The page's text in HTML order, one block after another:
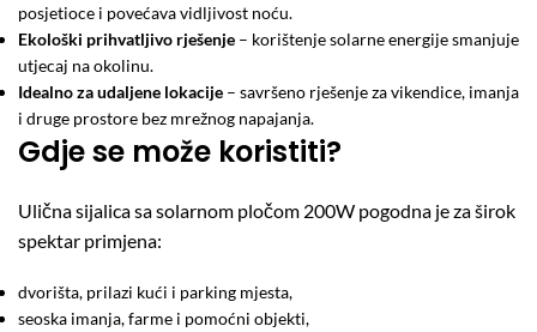
posjetioce i povećava vidljivost noću.
Ekološki prihvatljivo rješenje – korištenje solarne energije smanjuje
utjecaj na okolinu.
Idealno za udaljene lokacije – savršeno rješenje za vikendice, imanja
i druge prostore bez mrežnog napajanja.
Gdje se može koristiti?
Ulična sijalica sa solarnom pločom 200W pogodna je za širok
spektar primjena:
dvorišta, prilazi kući i parking mjesta,
seoska imanja, farme i pomoćni objekti,